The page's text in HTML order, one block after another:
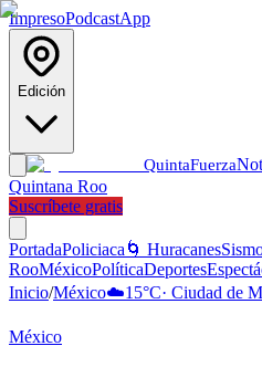
ImpresoPodcastApp
Edición
QuintaFuerza
Quintana Roo
Suscríbete gratis
PortadaPoliciaca 🌀 Huracanes
RooMéxicoPolíticaDeportes
Inicio/México☁️15°C· Ciudad de
México